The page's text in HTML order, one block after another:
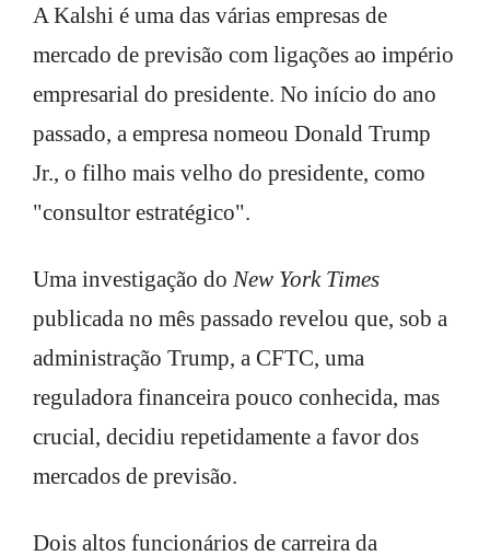
A Kalshi é uma das várias empresas de
mercado de previsão com ligações ao império
empresarial do presidente. No início do ano
passado, a empresa nomeou Donald Trump
Jr., o filho mais velho do presidente, como
"consultor estratégico".
Uma investigação do New York Times
publicada no mês passado revelou que, sob a
administração Trump, a CFTC, uma
reguladora financeira pouco conhecida, mas
crucial, decidiu repetidamente a favor dos
mercados de previsão.
Dois altos funcionários de carreira da